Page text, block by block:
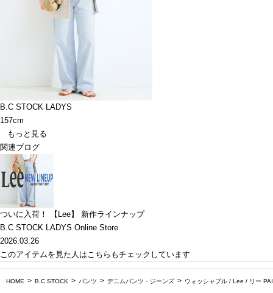
B.C STOCK LADYS
157cm
もっと見る
関連ブログ
ついに入荷！ 【Lee】 新作ラインナップ
B.C STOCK LADYS Online Store
2026.03.26
このアイテムを見た人はこちらもチェックしています
HOME B.C STOCK パンツ デニムパンツ・ジーンズ ウォッシャブル / Lee / リー